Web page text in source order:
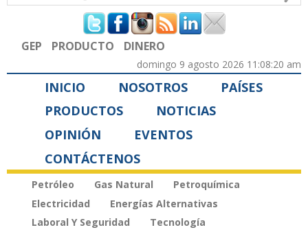
Formulario de búsqueda
GEP PRODUCTO DINERO
domingo 9 agosto 2026 11:08:20 am
INICIO NOSOTROS
PAÍSES
PRODUCTOS
NOTICIAS
OPINIÓN
EVENTOS
CONTÁCTENOS
Petróleo Gas Natural
Petroquímica
Electricidad
Energías Alternativas
Laboral Y Seguridad
Tecnología